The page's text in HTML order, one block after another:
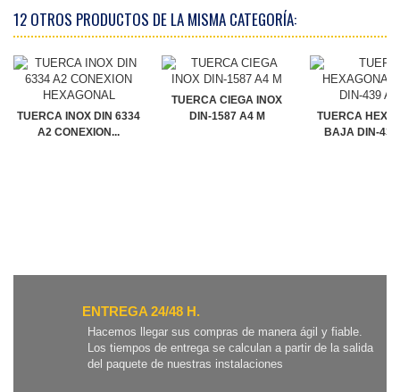
12 OTROS PRODUCTOS DE LA MISMA CATEGORÍA:
TUERCA INOX DIN 6334
A2 CONEXION...
TUERCA CIEGA INOX
DIN-1587 A4 M
TUERCA
BAJA DIN-439
ENTREGA 24/48 H.
Hacemos llegar sus compras de manera ágil y fiable.
Los tiempos de entrega se calculan a partir de la salida
del paquete de nuestras instalaciones